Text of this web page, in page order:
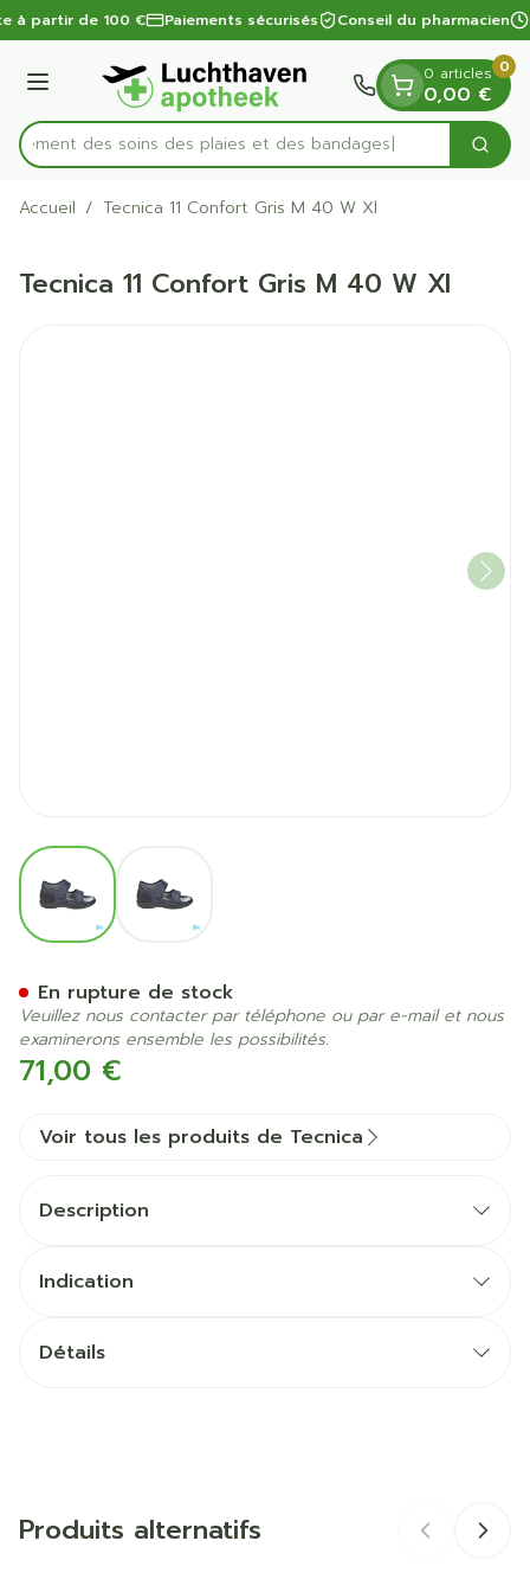
Aller au contenu
1 de 1
à partir de 100 € Paiements sécurisés Conseil du pharmacien
Menu
Rechercherdes soins des plaies et des bandages
0 articles
0,00 €
0
Accueil / Tecnica 11 Confort Gris M 40 W Xl
Tecnica 11 Confort Gris M 40 W Xl
View larger image
71,00 €
En rupture de stock
Veuillez nous contacter par téléphone ou par e-mail et nous
examinerons ensemble les possibilités.
Voir tous les produits de Tecnica
Description
Indication
Détails
Marques Tecnica
Produits alternatifs